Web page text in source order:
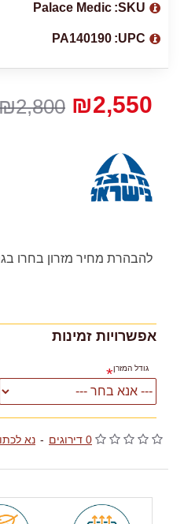
להבהרת מחיר מזרון בחרו
0 דירוגים - נא
₪2,550
SKU:
Palace Medic
UPC:
PA140190
אפשרויות זמינות
גודל המזרן